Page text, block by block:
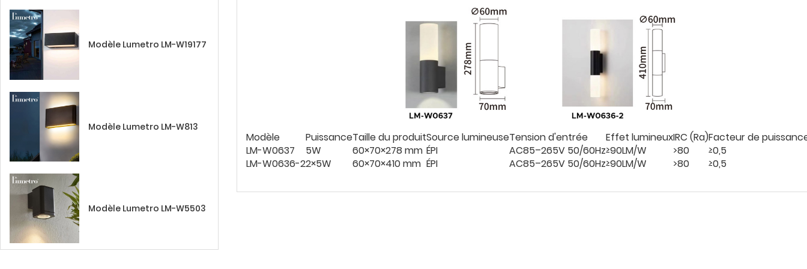
Modèle PuissanceTaille du produitSource lumineuseTension d'entrée Effet lumineuxIRC (Ra)Facteur de
LM-W0637
5W 60×70×278 mm ÉPI AC85–265V 50/60Hz≥90LM/W >80
≥0,5
LM-W0636-22×5W 60×70×410 mm ÉPI AC85–265V 50/60Hz≥90LM/W >80 ≥0,5
Modèle Lumetro LM-W19177
Modèle Lumetro LM-W813
Modèle Lumetro LM-W5503